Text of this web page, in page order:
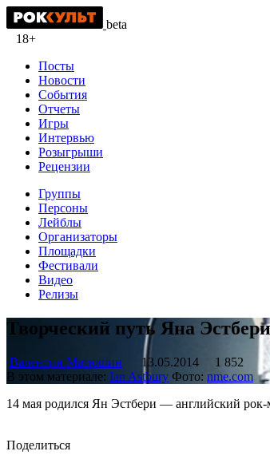
beta
18+
Посты
Новости
События
Отчеты
Игры
Интервью
Розыгрыши
Рецензии
Группы
Персоны
Лейблы
Организаторы
Площадки
Фестивали
Видео
Релизы
Творческий путь Яна Эстбери
Валентин Матюшин 13.05.2014
1 852
В этом материале: Ian Astbury Фото: nme.com
14 мая родился Ян Эстбери — английский рок-
Поделиться